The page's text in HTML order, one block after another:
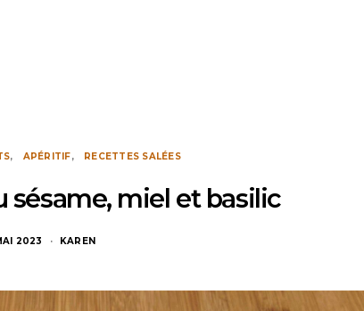
APÉRITIF RECETTES SALÉES
sésame, miel et basilic
2023 KAREN